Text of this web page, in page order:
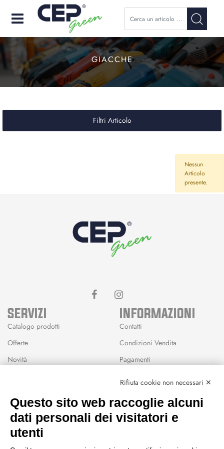
Open
GIACCHE
Filtri Articolo
Nessun
Articolo
presente.
SERVIZI
Catalogo prodotti
Offerte
Novità
Wishlist
INFORMAZIONI
Contatti
Condizioni Vendita
Pagamenti
CEP GREEN
Rifiuta cookie non necessari ✕
Questo sito web raccoglie alcuni
dati personali dei visitatori e
utenti